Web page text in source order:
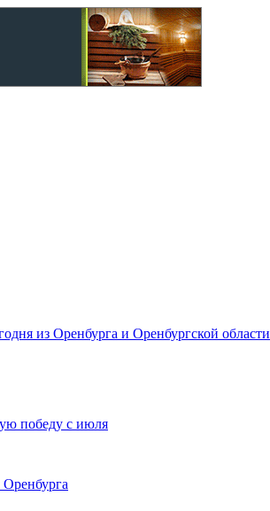
из Оренбурга и Оренбургской области
победу с июля